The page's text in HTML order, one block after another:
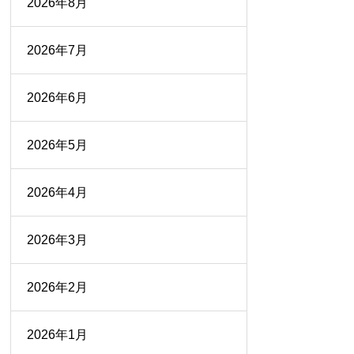
2026年8月
2026年7月
2026年6月
2026年5月
2026年4月
2026年3月
2026年2月
2026年1月